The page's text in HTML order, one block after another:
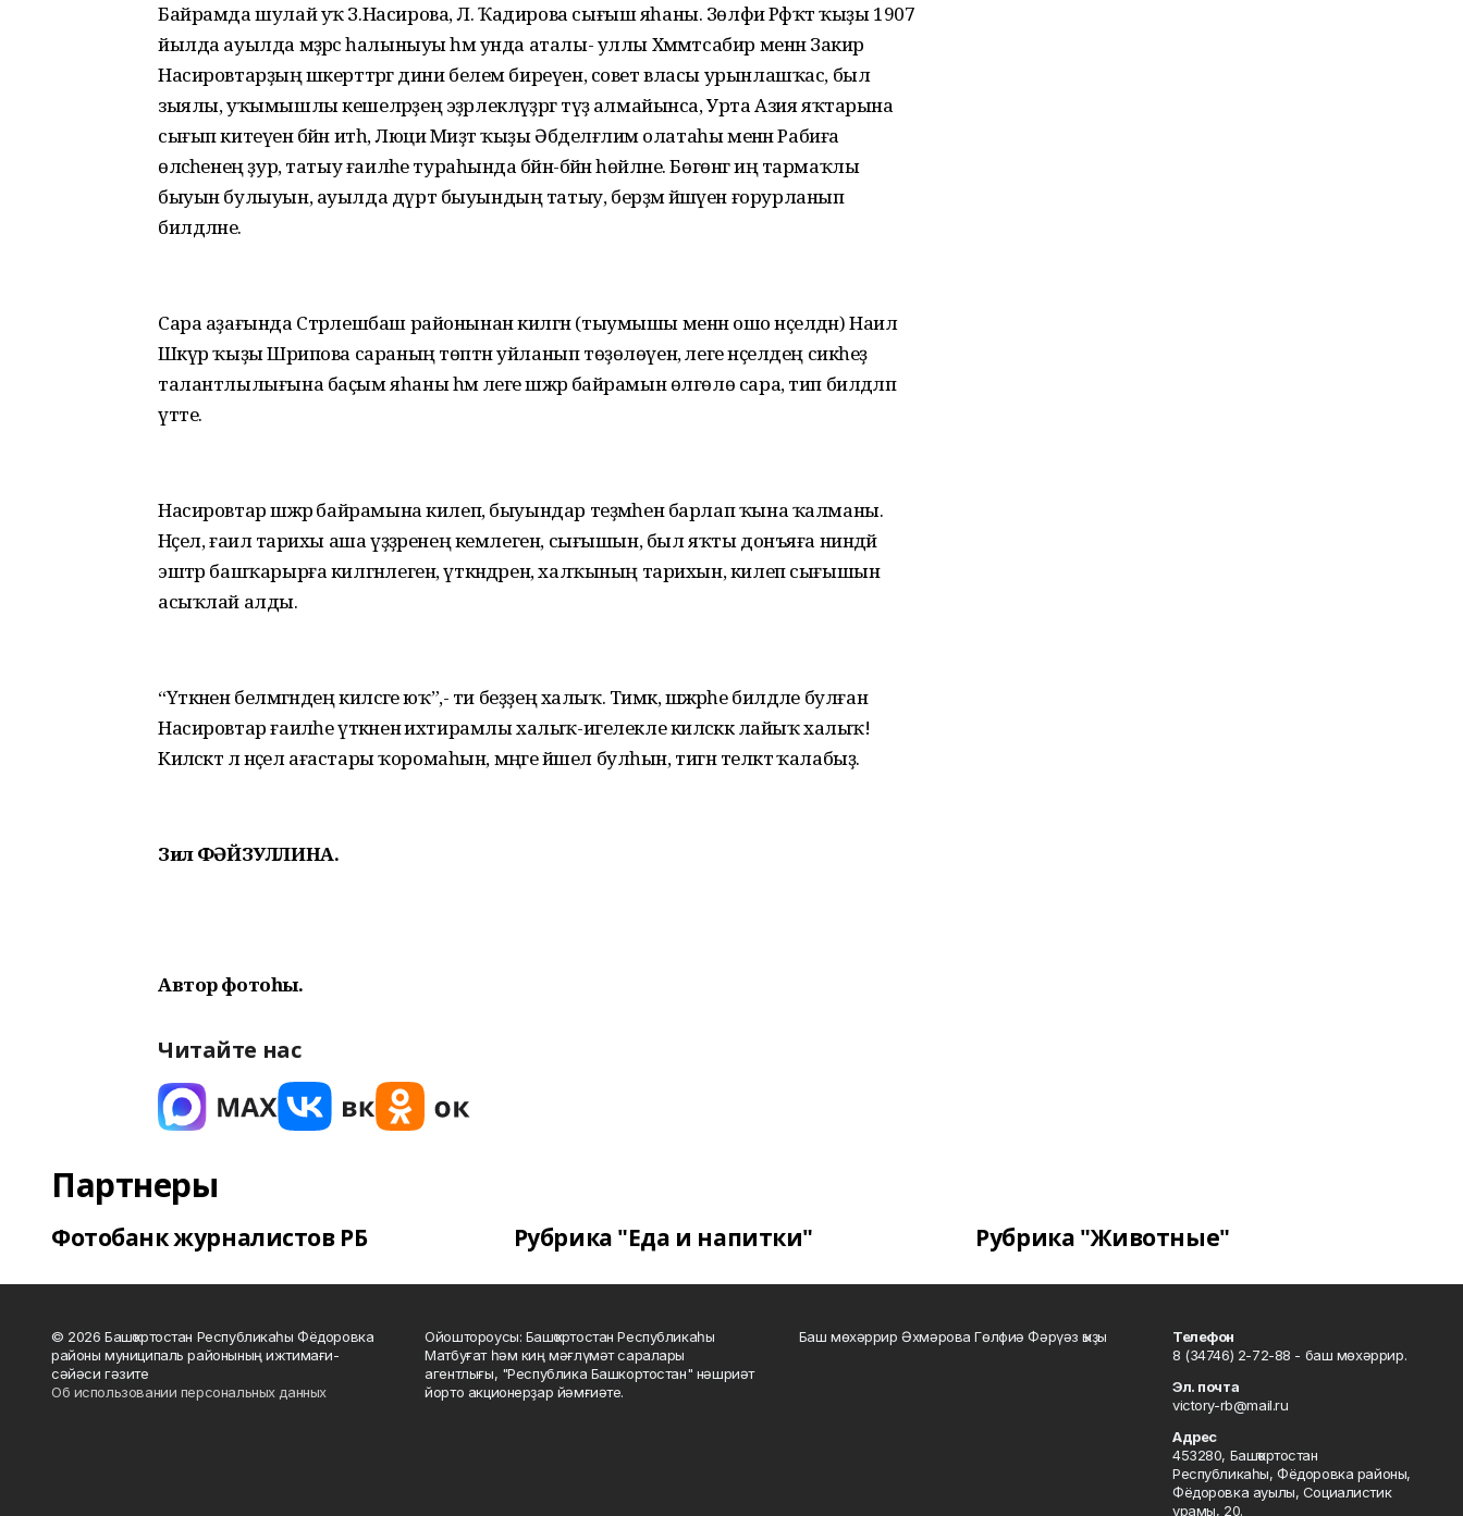
Байрамда шулай уҡ З.Насирова, Л. Ҡадирова сығыш яһаны. Зөлфиә Рәфҡәт ҡыҙы 1907
йылда ауылда мәҙрәсә һалыныуы һәм унда аталы- уллы Хәммәтсабир менән Закир
Насировтарҙың шәкерттәргә дини белем биреүен, совет власы урынлашҡас, был
зыялы, уҡымышлы кешеләрҙең эҙәрлекләүҙәргә түҙә алмайынса, Урта Азия яҡтарына
сығып китеүен бәйән итһә, Люциә Миҙәт ҡыҙы Әбделғәлим олатаһы менән Рабиға
өләсәһенең ҙур, татыу ғаиләһе тураһында бәйнә-бәйнә һөйләне. Бөгөнгә иң тармаҡлы
быуын булыуын, ауылда дүрт быуындың татыу, берҙәм йәшәүен ғорурланып
билдәләне.
Сара аҙағында Стәрлешбаш районынан килгән (тыумышы менән ошо нәҫелдән) Наилә
Шәкүр ҡыҙы Шәрипова сараның төптән уйланып төҙөлөүенә, әлеге нәҫелдең сикһеҙ
талантлылығына баҫым яһаны һәм әлеге шәжәрә байрамын өлгөлө сара, тип билдәләп
үтте.
Насировтар шәжәрә байрамына килеп, быуындар теҙмәһен барлап ҡына ҡалманы.
Нәҫел, ғаилә тарихы аша үҙҙәренең кемлеген, сығышын, был яҡты донъяға ниндәй
эштәр башҡарырға килгәнлеген, үткәндәрен, халҡының тарихын, килеп сығышын
асыҡлай алды.
“Үткәнен белмәгәндең киләсәге юҡ”,- ти беҙҙең халыҡ. Тимәк, шәжәрәһе билдәле булған
Насировтар ғаиләһе үткәненә ихтирамлы халыҡ-игелекле киләсәккә лайыҡ халыҡ!
Киләсәктә лә нәҫел ағастары ҡоромаһын, мәңге йәшел булһын, тигән теләктә ҡалабыҙ.
Зилә ФӘЙЗУЛЛИНА.
Автор фотоһы.
Читайте нас
Партнеры
Фотобанк журналистов РБ Рубрика "Еда и напитки" Рубрика "Животные"
© 2026 Башҡортостан Республикаһы Фёдоровка
районы муниципаль районының ижтимағи-
сәйәси гәзите
Об использовании персональных данных
Ойоштороусы: Башҡортостан Республикаһы
Матбуғат һәм киң мәғлүмәт саралары
агентлығы, "Республика Башкортостан" нәшриәт
йорто акционерҙар йәмғиәте.
Баш мөхәррир Әхмәрова Гөлфиә Фәрүәз ҡыҙы
Телефон
8 (34746) 2-72-88 - баш мөхәррир.
Эл. почта
victory-rb@mail.ru
Адрес
453280, Башҡортостан
Республикаһы, Фёдоровка районы,
Фёдоровка ауылы, Социалистик
урамы, 20.